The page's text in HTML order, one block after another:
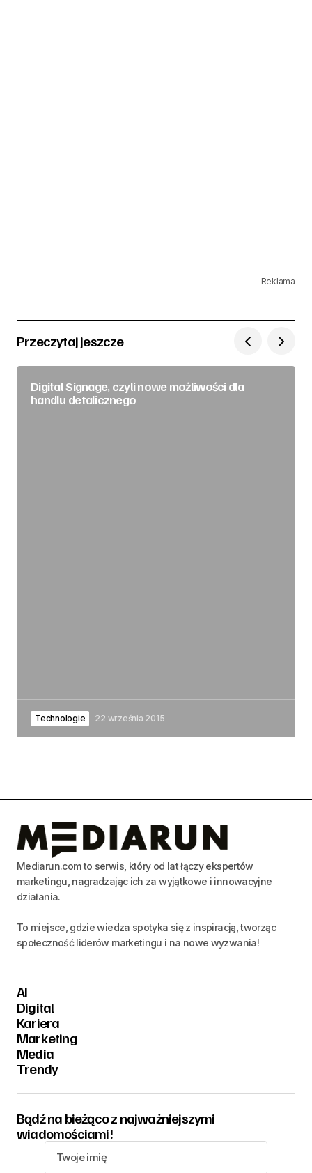
Reklama
Przeczytaj jeszcze
Digital Signage, czyli nowe możliwości dla
handlu detalicznego
Technologie 22 września 2015
Mediarun.com to serwis, który od lat łączy ekspertów
marketingu, nagradzając ich za wyjątkowe i innowacyjne
działania.
To miejsce, gdzie wiedza spotyka się z inspiracją, tworząc
społeczność liderów marketingu i na nowe wyzwania!
AI
Digital
Kariera
Marketing
Media
Trendy
Bądź na bieżąco z najważniejszymi
wiadomościami!